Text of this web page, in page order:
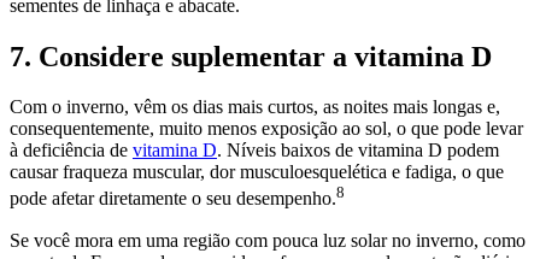
sementes de linhaça e abacate.
7. Considere suplementar a vitamina D
Com o inverno, vêm os dias mais curtos, as noites mais longas e,
consequentemente, muito menos exposição ao sol, o que pode levar
à deficiência de vitamina D. Níveis baixos de vitamina D podem
causar fraqueza muscular, dor musculoesquelética e fadiga, o que
pode afetar diretamente o seu desempenho.8
Se você mora em uma região com pouca luz solar no inverno, como